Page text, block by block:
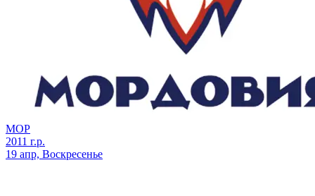
МОР
2011 г.р.
19 апр, Воскресенье